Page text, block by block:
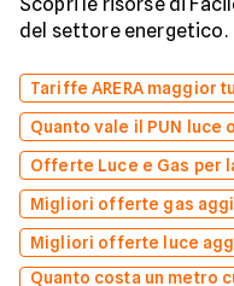
del settore energetico.
Tariffe ARERA maggior
Quanto vale il PUN luce
Offerte Luce e Gas per
Migliori offerte gas
Migliori offerte luce
Quanto costa un metro